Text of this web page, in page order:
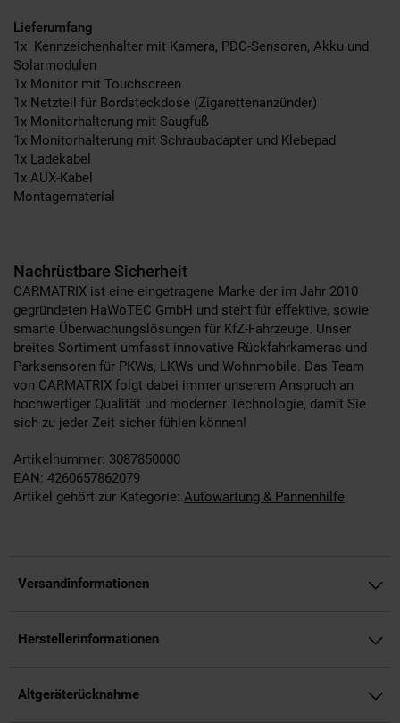
Lieferumfang
1x Kennzeichenhalter mit Kamera, PDC-Sensoren, Akku und
Solarmodulen
1x Monitor mit Touchscreen
1x Netzteil für Bordsteckdose (Zigarettenanzünder)
1x Monitorhalterung mit Saugfuß
1x Monitorhalterung mit Schraubadapter und Klebepad
1x Ladekabel
1x AUX-Kabel
Montagematerial
Nachrüstbare Sicherheit
CARMATRIX ist eine eingetragene Marke der im Jahr 2010
gegründeten HaWoTEC GmbH und steht für effektive, sowie
smarte Überwachungslösungen für KfZ-Fahrzeuge. Unser
breites Sortiment umfasst innovative Rückfahrkameras und
Parksensoren für PKWs, LKWs und Wohnmobile. Das Team
von CARMATRIX folgt dabei immer unserem Anspruch an
hochwertiger Qualität und moderner Technologie, damit Sie
sich zu jeder Zeit sicher fühlen können!
Artikelnummer: 3087850000
EAN: 4260657862079
Artikel gehört zur Kategorie: Autowartung & Pannenhilfe
Versandinformationen
Herstellerinformationen
Altgeräterücknahme